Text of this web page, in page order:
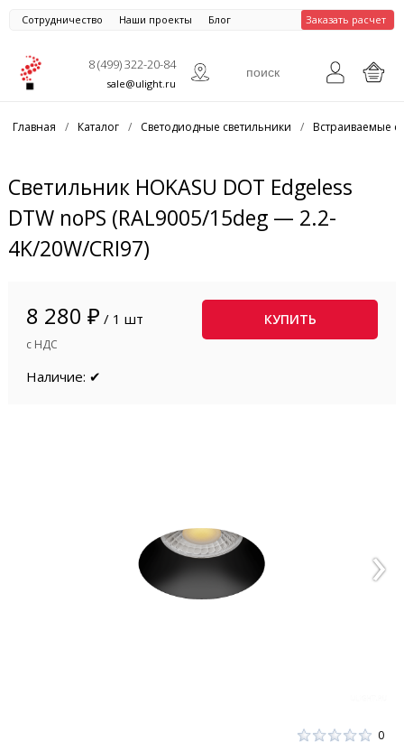
Сотрудничество Наши проекты Блог Заказать расчет
8 (499) 322-20-84
sale@ulight.ru
Главная / Каталог / Светодиодные светильники / Встраиваемые
Светильник HOKASU DOT Edgeless
DTW noPS (RAL9005/15deg — 2.2-
4K/20W/CRI97)
8 280 ₽ / 1 шт
с НДС
КУПИТЬ
Наличие: ✔
0